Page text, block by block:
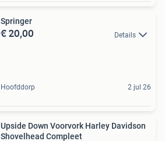
Springer
€ 20,00 Details
Hoofddorp 2 jul 26
Upside Down Voorvork Harley Davidson
Shovelhead Compleet